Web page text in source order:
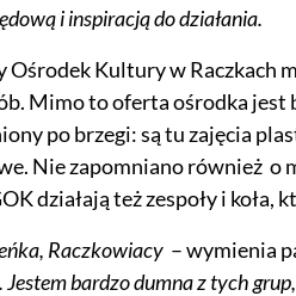
i inspiracją do działania.
Ośrodek Kultury w Raczkach
Mimo to oferta ośrodka jest
po brzegi: są tu zajęcia
Nie zapomniano również o
działają też zespoły i
Raczkowiacy – wymienia
bardzo dumna z tych